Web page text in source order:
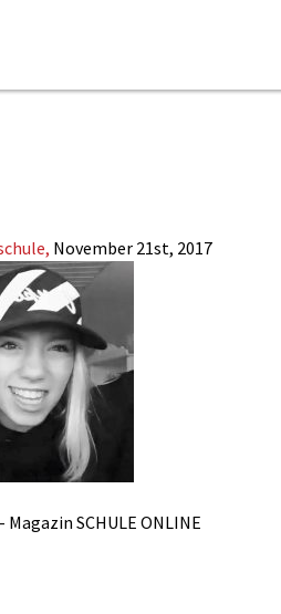
November 21st, 2017
SCHULE ONLINE